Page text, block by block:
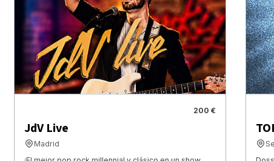
200 €
JdV Live
Madrid